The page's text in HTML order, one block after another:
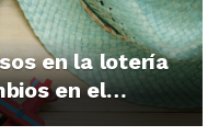
en la lotería
en el